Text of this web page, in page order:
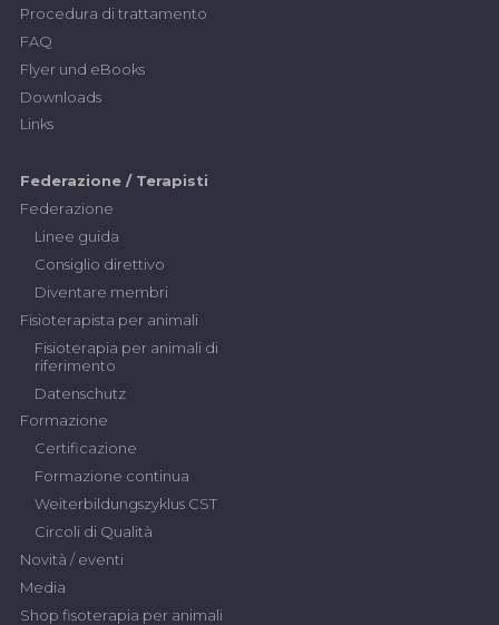
Procedura di trattamento
FAQ
Flyer und eBooks
Downloads
Links
Federazione / Terapisti
Federazione
Linee guida
Consiglio direttivo
Diventare membri
Fisioterapista per animali
Fisioterapia per animali di
riferimento
Datenschutz
Formazione
Certificazione
Formazione continua
Weiterbildungszyklus CST
Circoli di Qualità
Novità / eventi
Media
Shop fisoterapia per animali